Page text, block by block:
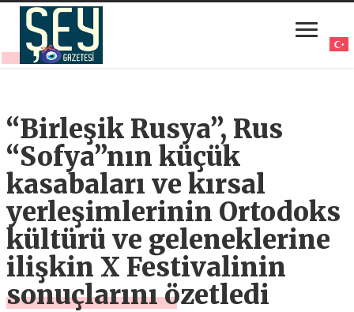
“Birleşik Rusya”, Rus
“Sofya”nın küçük
kasabaları ve kırsal
yerleşimlerinin Ortodoks
kültürü ve geleneklerine
ilişkin X Festivalinin
sonuçlarını özetledi